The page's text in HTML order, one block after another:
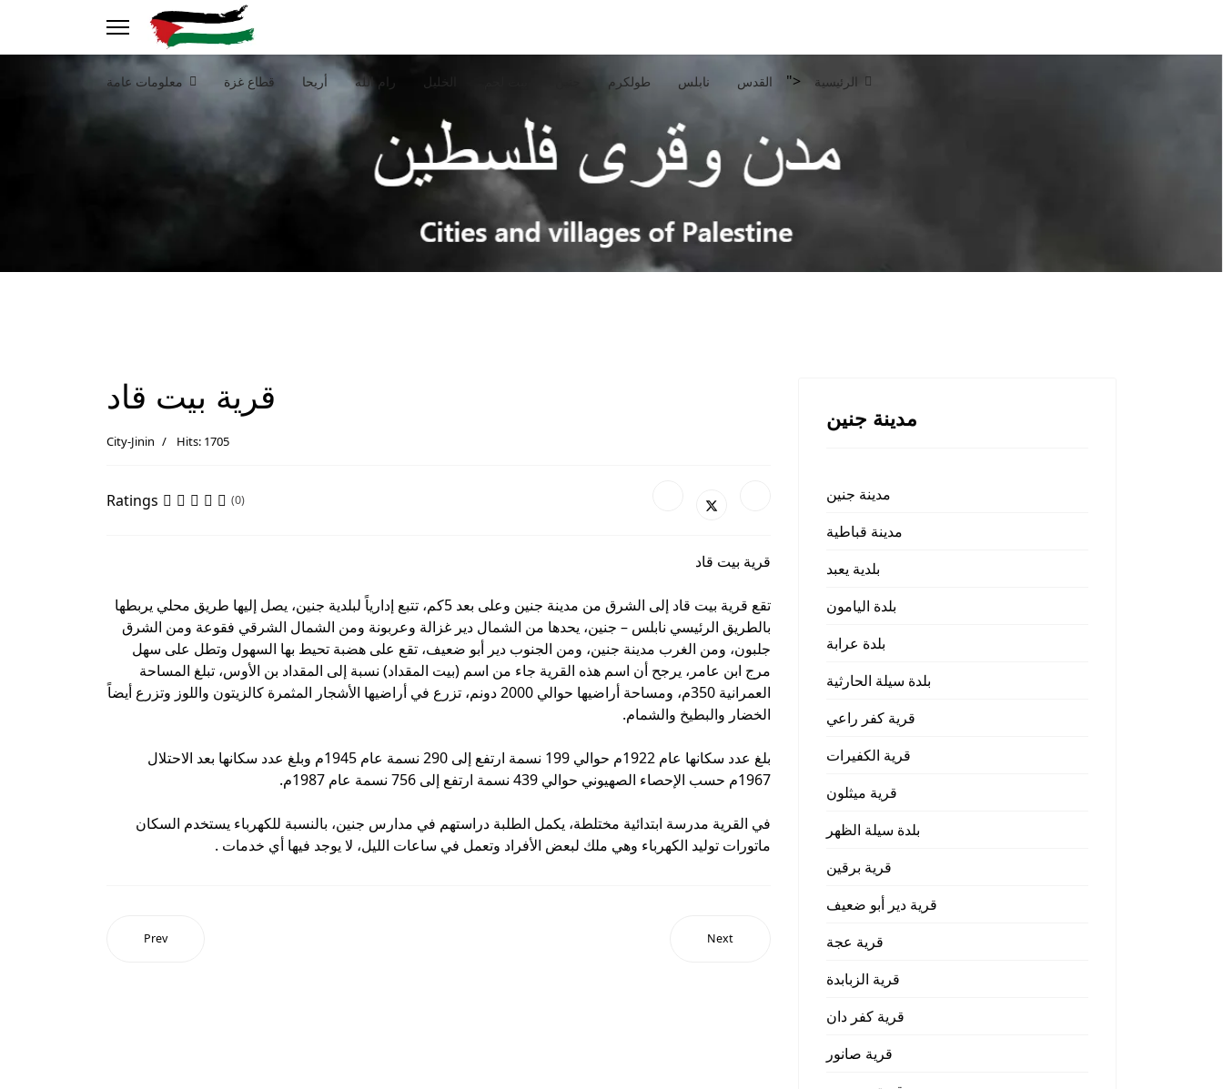
معلومات عامة قطاع غزة أريحا رام الله الخليل طولكرم نابلس القدس "> الرئيسية
قرية بيت قاد
City-Jinin Hits: 1705
Ratings (0)
قرية بيت قاد
تقع قرية بيت قاد إلى الشرق من مدينة جنين وعلى بعد 5كم، تتبع إدارياً لبلدية جنين، يصل إليها طريق محلي يربطها
بالطريق الرئيسي نابلس – جنين، يحدها من الشمال دير غزالة وعربونة ومن الشمال الشرقي فقوعة ومن الشرق
جلبون، ومن الغرب مدينة جنين، ومن الجنوب دير أبو ضعيف، تقع على هضبة تحيط بها السهول وتطل على سهل
مرج ابن عامر، يرجح أن اسم هذه القرية جاء من اسم (بيت المقداد) نسبة إلى المقداد بن الأوس، تبلغ المساحة
العمرانية 350م، ومساحة أراضيها حوالي 2000 دونم، تزرع في أراضيها الأشجار المثمرة كالزيتون واللوز وتزرع أيضاً
الخضار والبطيخ والشمام.
بلغ عدد سكانها عام 1922م حوالي 199 نسمة ارتفع إلى 290 نسمة عام 1945م وبلغ عدد سكانها بعد الاحتلال
1967م حسب الإحصاء الصهيوني حوالي 439 نسمة ارتفع إلى 756 نسمة عام 1987م.
في القرية مدرسة ابتدائية مختلطة، يكمل الطلبة دراستهم في مدارس جنين، بالنسبة للكهرباء يستخدم السكان
ماتورات توليد الكهرباء وهي ملك لبعض الأفراد وتعمل في ساعات الليل، لا يوجد فيها أي خدمات .
Prev Next
مدينة جنين
مدينة جنين
مدينة قباطية
بلدية يعبد
بلدة اليامون
بلدة عرابة
بلدة سيلة الحارثية
قرية كفر راعي
قرية الكفيرات
قرية ميثلون
بلدة سيلة الظهر
قرية برقين
قرية دير أبو ضعيف
قرية عجة
قرية الزبابدة
قرية كفر دان
قرية صانور